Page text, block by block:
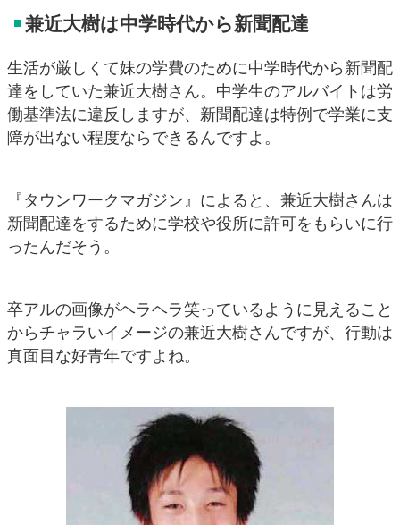
兼近大樹は中学時代から新聞配達
生活が厳しくて妹の学費のために中学時代から新聞配
達をしていた兼近大樹さん。中学生のアルバイトは労
働基準法に違反しますが、新聞配達は特例で学業に支
障が出ない程度ならできるんですよ。
『タウンワークマガジン』によると、兼近大樹さんは
新聞配達をするために学校や役所に許可をもらいに行
ったんだそう。
卒アルの画像がヘラヘラ笑っているように見えること
からチャラいイメージの兼近大樹さんですが、行動は
真面目な好青年ですよね。